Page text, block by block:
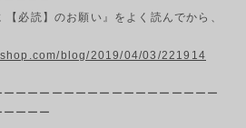
必読】のお願い』をよく読んでから、
blog/2019/04/03/221914
ーーーーーーーーーーーーーーーーー
ーーー